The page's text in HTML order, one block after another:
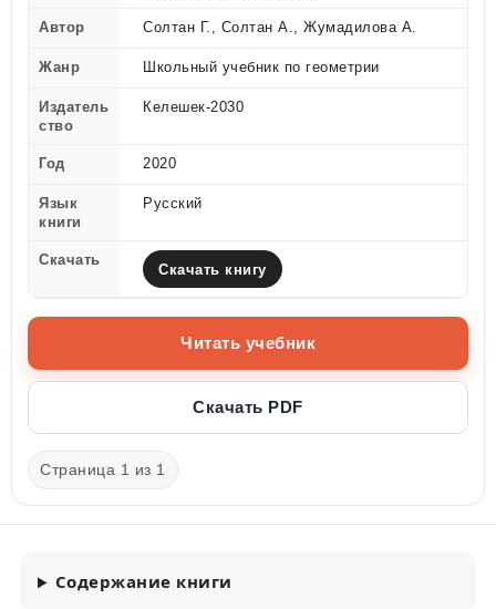
Автор Солтан Г., Солтан А., Жумадилова А.
Жанр Школьный учебник по геометрии
Издатель
ство
Келешек-2030
Год 2020
Язык
книги
Русский
Скачать
Скачать книгу
Читать учебник
Скачать PDF
Страница 1 из 1
Содержание книги